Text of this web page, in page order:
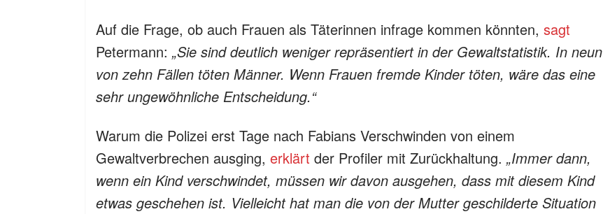
Auf die Frage, ob auch Frauen als Täterinnen infrage kommen könnten, sagt
Petermann: „Sie sind deutlich weniger repräsentiert in der Gewaltstatistik. In neun
von zehn Fällen töten Männer. Wenn Frauen fremde Kinder töten, wäre das eine
sehr ungewöhnliche Entscheidung.“
Warum die Polizei erst Tage nach Fabians Verschwinden von einem
Gewaltverbrechen ausging, erklärt der Profiler mit Zurückhaltung. „Immer dann,
wenn ein Kind verschwindet, müssen wir davon ausgehen, dass mit diesem Kind
etwas geschehen ist. Vielleicht hat man die von der Mutter geschilderte Situation